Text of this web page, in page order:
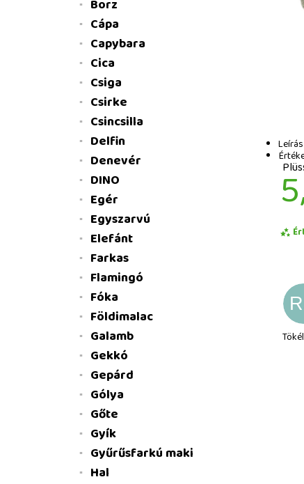
Leírás
Borz
Cápa
Capybara
Cica
Csiga
Csirke
Csincsilla
Delfin
Denevér
DINO
Egér
Egyszarvú
Elefánt
Farkas
Flamingó
Fóka
Földimalac
Galamb
Gekkó
Gepárd
Gólya
Gőte
Gyík
Gyűrűsfarkú maki
Hal